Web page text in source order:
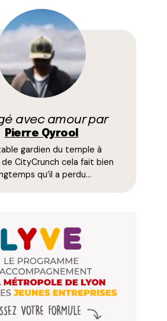
avec amour par
Pierre Qyrool
gardien du temple à
de CityCrunch cela fait bien
qu’il a perdu…